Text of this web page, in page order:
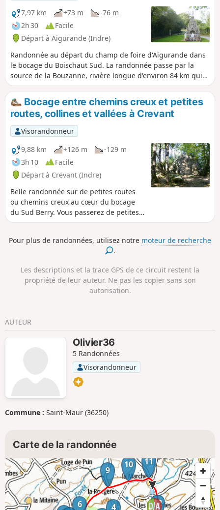
7,97 km
+73 m
-76 m
2h 30
Facile
Départ à Aigurande (Indre)
Randonnée au départ du champ de foire d'Aigurande dans
le bocage du Boischaut Sud. La randonnée passe par la
source de la Bouzanne, rivière longue d'environ 84 km qui
se jette dans la Creuse à proximité de Saint-Gaultier (36) et
dont le parcours est jalonné de châteaux.
Bocage entre chemins creux et petites
routes, collines et vallées à Crevant
Visorandonneur
9,88 km
+126 m
-129 m
3h 10
Facile
Départ à Crevant (Indre)
Belle randonnée sur de petites routes
ou chemins creux au cœur du bocage
du Sud Berry. Vous passerez de petites
vallées ombragées à des collines avec
alentour.
Pour plus de randonnées, utilisez notre moteur de recherche
.
Les descriptions et la trace GPS de ce circuit restent la
propriété de leur auteur. Ne pas les copier sans son
autorisation.
AUTEUR
Olivier36
5 Randonnées
Visorandonneur
Commune : Saint-Maur (36250)
Carte de la randonnée
4
6
9
10 11
12